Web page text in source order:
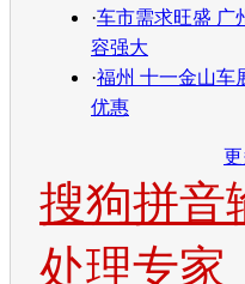
·车市需求旺盛 广
容强大
·福州 十一金山车
优惠
搜狗拼音
处理专家